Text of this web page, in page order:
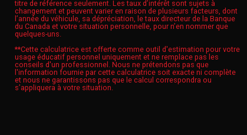
titre de référence seulement. Les taux d’intérêt sont sujets à
changement et peuvent varier en raison de plusieurs facteurs, dont
l’année du véhicule, sa dépréciation, le taux directeur de la Banque
du Canada et votre situation personnelle, pour n’en nommer que
quelques-uns.
**Cette calculatrice est offerte comme outil d'estimation pour votre
usage éducatif personnel uniquement et ne remplace pas les
conseils d'un professionnel. Nous ne prétendons pas que
l'information fournie par cette calculatrice soit exacte ni complète
et nous ne garantissons pas que le calcul correspondra ou
s’appliquera à votre situation.